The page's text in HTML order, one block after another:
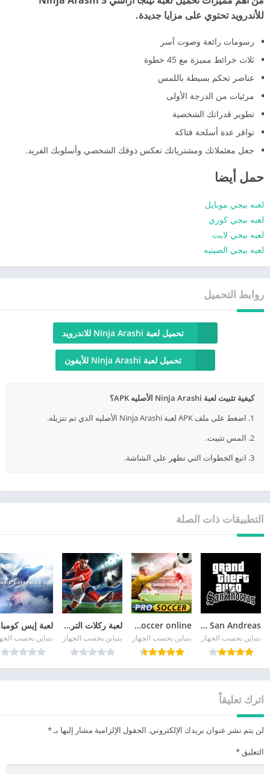
للأندرويد تحتوي على مزايا جديدة.
رسومات رائعة وصوت آسر
ثلاث خرائط مميزة مع 45 خطوة
عناصر تحكم بسيطة باللمس
مرئيات من الدرجة الأولى
تطوير قدراتك الشخصية
توافر عدة أسلحة فتاكة
جعل معئملاتك ومشترياتك تعكس ذوقك الشخصي وأسلوبك الفريد.
حمل أيضا
لعبه ببجي موبايل
لعبه ببجي كوري
لعبه ببجي لايت
لعبه ببجي الصينيه
روابط التحميل
تحميل لعبة Ninja Arashi للاندرويد
تحميل لعبة Ninja Arashi للأيفون
كيفية تثبيت لعبة Ninja Arashi الأصليه APK؟
1. اضغط على ملف APK لعبة Ninja Arashi الأصليه الذي تم تنزيله.
2. المس تثبيت.
3. اتبع الخطوات التي تظهر على الشاشة.
التطبيقات ذات الصلة
GTA San Andreas
يتباين بحسب الجهاز
pro soccer online مهكرة
يتباين بحسب الجهاز
لعبة ركلات الترجيح
يتباين بحسب الجهاز يتباين بحسب
اترك تعليقاً
لن يتم نشر عنوان بريدك الإلكتروني. الحقول الإلزامية مشار إليها بـ*
التعليق *